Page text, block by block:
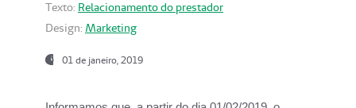
Texto: Relacionamento do prestador
Design: Marketing
01 de janeiro, 2019